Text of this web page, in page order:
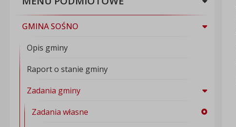
GMINA SOŚNO
Opis gminy
Raport o stanie gminy
Zadania gminy
Zadania własne